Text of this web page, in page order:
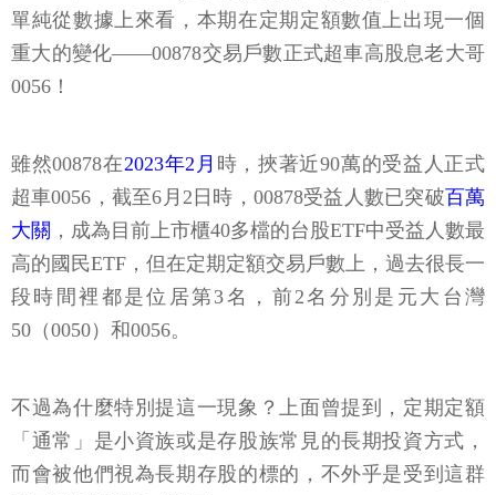
單純從數據上來看，本期在定期定額數值上出現一個
重大的變化——00878交易戶數正式超車高股息老大哥
0056！
雖然00878在2023年2月 時，挾著近90萬的受益人正式
超車0056，截至6月2日時，00878受益人數已突破百萬
大關 ，成為目前上市櫃40多檔的台股ETF中受益人數最
高的國民ETF，但在定期定額交易戶數上，過去很長一
段時間裡都是位居第3名，前2名分別是元大台灣
50（0050）和0056。
不過為什麼特別提這一現象？上面曾提到，定期定額
「通常」是小資族或是存股族常見的長期投資方式，
而會被他們視為長期存股的標的，不外乎是受到這群